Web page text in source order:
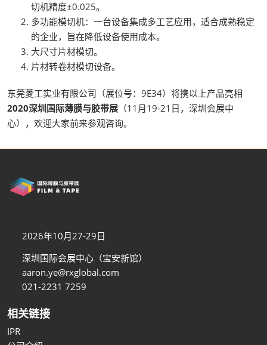
切机精度±0.025。
多功能模切机：一台设备集成多工艺应用，适合成熟稳定
的企业，旨在降低设备使用成本。
大尺寸片材模切。
片材转卷材模切设备。
东莞菱工实业有限公司（展位号：9E34）将携以上产品亮相
2020深圳国际薄膜与胶带展 （11月19-21日，深圳会展中
心），欢迎大家前来参观咨询。
2026年10月27-29日
深圳国际会展中心（宝安新馆）
aaron.ye@rxglobal.com
021-2231 7259
相关链接
IPR